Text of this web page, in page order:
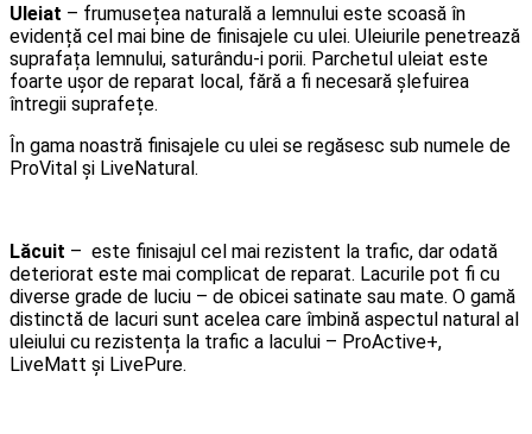
Uleiat – frumusețea naturală a lemnului este scoasă în
evidență cel mai bine de finisajele cu ulei. Uleiurile penetrează
suprafața lemnului, saturându-i porii. Parchetul uleiat este
foarte ușor de reparat local, fără a fi necesară șlefuirea
întregii suprafețe.
În gama noastră finisajele cu ulei se regăsesc sub numele de
ProVital și LiveNatural.
Lăcuit – este finisajul cel mai rezistent la trafic, dar odată
deteriorat este mai complicat de reparat. Lacurile pot fi cu
diverse grade de luciu – de obicei satinate sau mate. O gamă
distinctă de lacuri sunt acelea care îmbină aspectul natural al
uleiului cu rezistența la trafic a lacului – ProActive+,
LiveMatt și LivePure.